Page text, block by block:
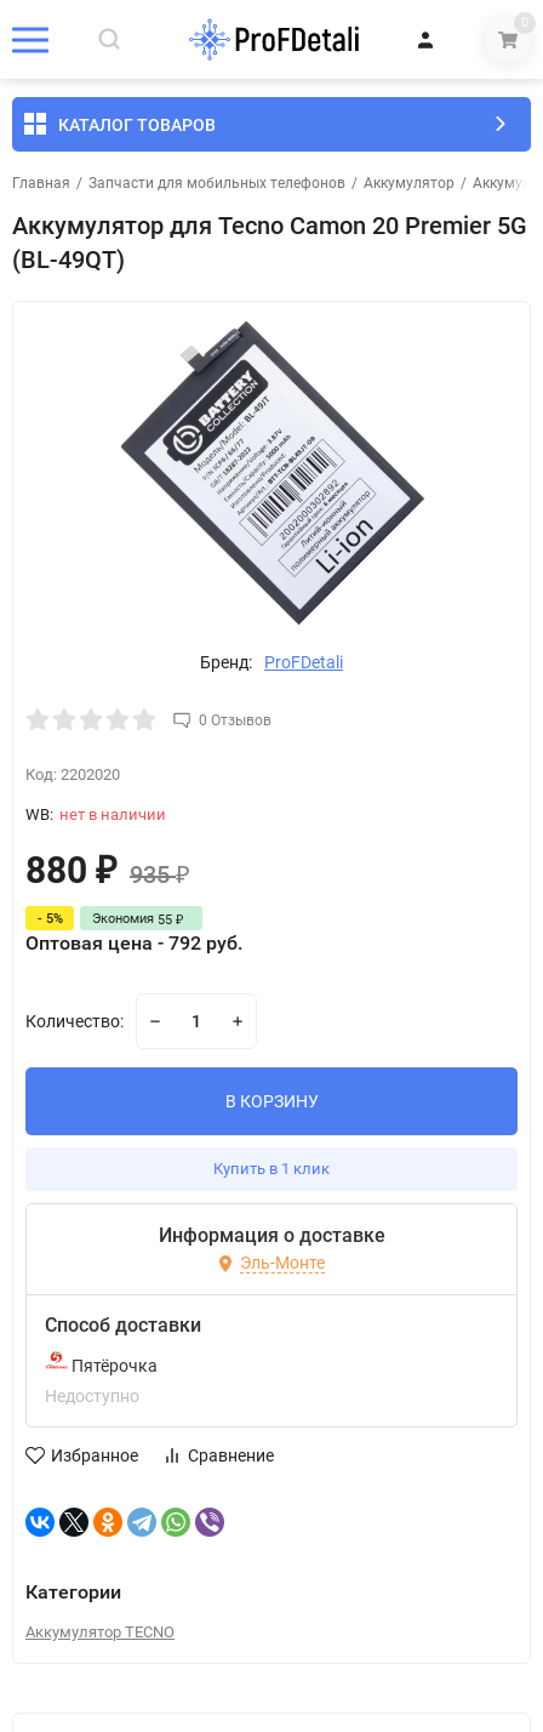
0
КАТАЛОГ ТОВАРОВ
Главная / Запчасти для мобильных телефонов / Аккумулятор /
Аккумулятор для Tecno Camon 20 Premier 5G
(BL-49QT)
Бренд: ProFDetali
0 Отзывов
Код: 2202020
WB: нет в наличии
880 ₽ 935₽
- 5% Экономия 55 ₽
Оптовая цена - 792 руб.
Количество:
В КОРЗИНУ
Купить в 1 клик
Информация о доставке
Эль-Монте
Способ доставки
Пятёрочка
Недоступно
Избранное Сравнение
Категории
Аккумулятор TECNO